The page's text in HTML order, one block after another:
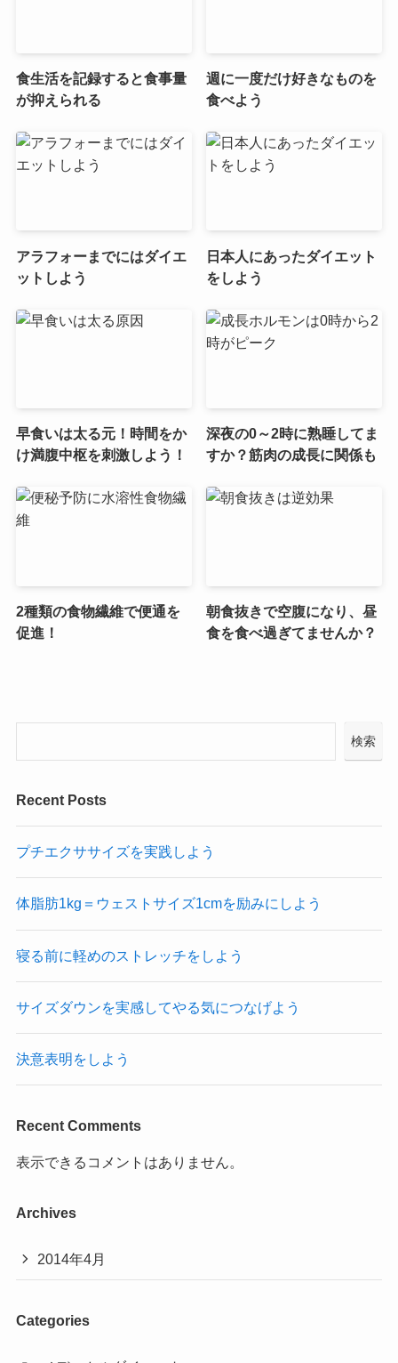
食生活を記録すると食事量
が抑えられる
週に一度だけ好きなものを
食べよう
アラフォーまでにはダイエ
ットしよう
日本人にあったダイエット
をしよう
早食いは太る元！時間をか
け満腹中枢を刺激しよう！
深夜の0～2時に熟睡してま
すか？筋肉の成長に関係も
2種類の食物繊維で便通を
促進！
朝食抜きで空腹になり、昼
食を食べ過ぎてませんか？
検索
Recent Posts
プチエクササイズを実践しよう
体脂肪1kg＝ウェストサイズ1cmを励みにしよう
寝る前に軽めのストレッチをしよう
サイズダウンを実感してやる気につなげよう
決意表明をしよう
Recent Comments
表示できるコメントはありません。
Archives
2014年4月
Categories